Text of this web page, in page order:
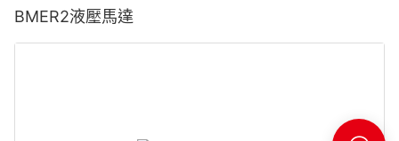
BMER2液壓馬達